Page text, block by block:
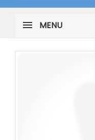
MENU